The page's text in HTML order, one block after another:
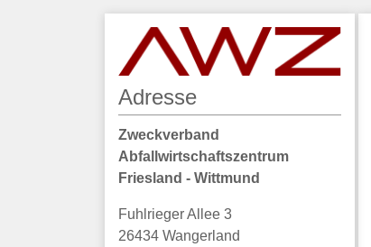
Adresse
Zweckverband
Abfallwirtschaftszentrum
Friesland - Wittmund
Fuhlrieger Allee 3
26434 Wangerland